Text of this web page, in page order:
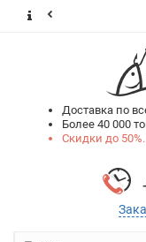
Доставка по
Более 40 000
Скидки до 50%.